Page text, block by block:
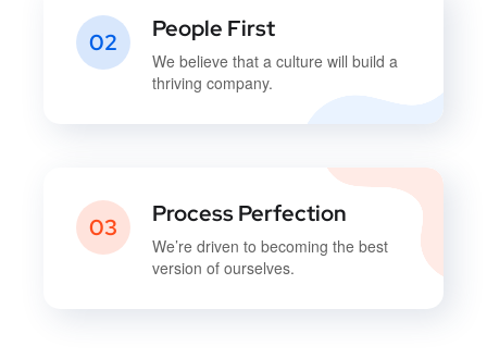
02 People First
We believe that a culture will build a
thriving company.
03 Process Perfection
We’re driven to becoming the best
version of ourselves.